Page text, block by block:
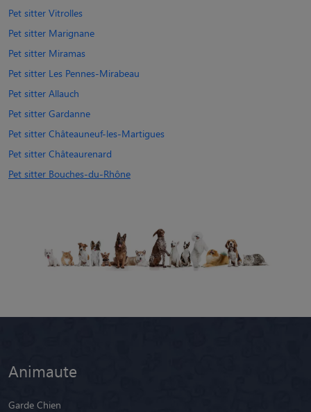
Pet sitter Vitrolles
Pet sitter Marignane
Pet sitter Miramas
Pet sitter Les Pennes-Mirabeau
Pet sitter Allauch
Pet sitter Gardanne
Pet sitter Châteauneuf-les-Martigues
Pet sitter Châteaurenard
Pet sitter Bouches-du-Rhône
Animaute
Garde Chien